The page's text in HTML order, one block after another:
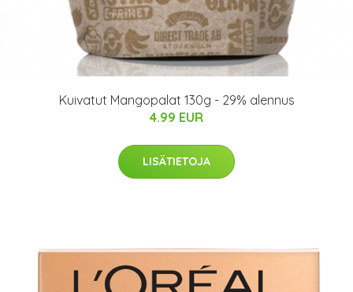
Kuivatut Mangopalat 130g - 29% alennus
4.99 EUR
LISÄTIETOJA